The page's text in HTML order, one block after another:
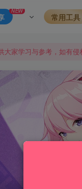
NEW
常用工具
。
家学习与参考，如有